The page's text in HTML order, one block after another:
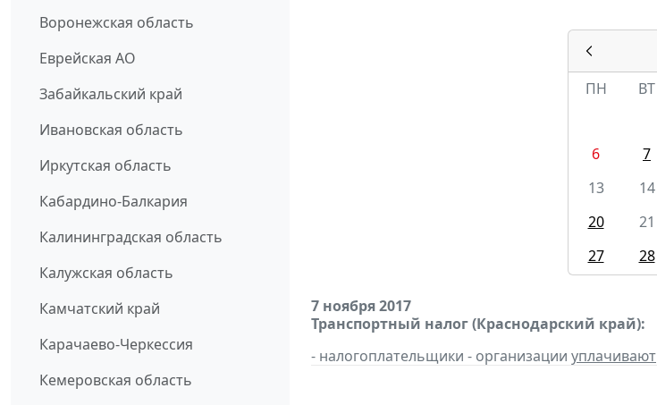
Воронежская область
Еврейская АО
Забайкальский край
Ивановская область
Иркутская область
Кабардино-Балкария
Калининградская область
Калужская область
Камчатский край
Карачаево-Черкессия
Кемеровская область
ПН
ВТ
6
7
13
14
20
21
27
28
7 ноября 2017
Транспортный налог (Краснодарский край):
- налогоплательщики - организации уплачивают